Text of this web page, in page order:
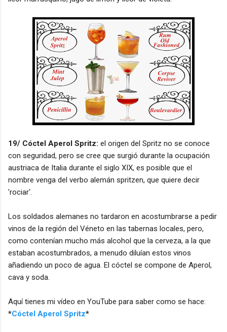
19/ Cóctel Aperol Spritz: el origen del Spritz no se conoce
con seguridad, pero se cree que surgió durante la ocupación
austriaca de Italia durante el siglo XIX, es posible que el
nombre venga del verbo alemán spritzen, que quiere decir
'rociar'.
Los soldados alemanes no tardaron en acostumbrarse a pedir
vinos de la región del Véneto en las tabernas locales, pero,
como contenían mucho más alcohol que la cerveza, a la que
estaban acostumbrados, a menudo diluían estos vinos
añadiendo un poco de agua. El cóctel se compone de Aperol,
cava y soda.
Aquí tienes mi vídeo en YouTube para saber como se hace:
*Cóctel Aperol Spritz*